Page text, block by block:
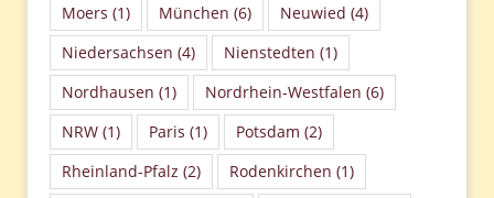
Moers (1) München (6) Neuwied (4)
Niedersachsen (4) Nienstedten (1)
Nordhausen (1) Nordrhein-Westfalen (6)
NRW (1) Paris (1) Potsdam (2)
Rheinland-Pfalz (2) Rodenkirchen (1)